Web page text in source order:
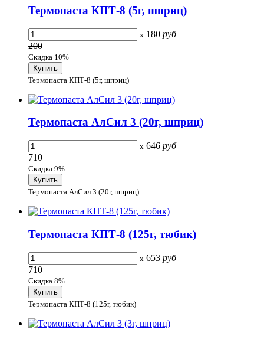
Термопаста КПТ-8 (5г, шприц)
x 180 руб
200
Скидка 10%
Термопаста КПТ-8 (5г, шприц)
Термопаста АлСил 3 (20г, шприц)
x 646 руб
710
Скидка 9%
Термопаста АлСил 3 (20г, шприц)
Термопаста КПТ-8 (125г, тюбик)
x 653 руб
710
Скидка 8%
Термопаста КПТ-8 (125г, тюбик)